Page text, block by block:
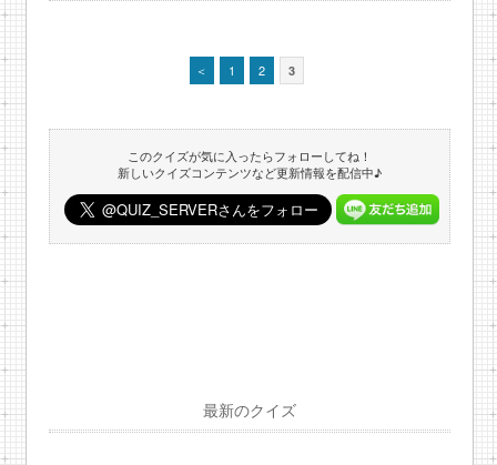
＜ 1 2 3
このクイズが気に入ったらフォローしてね！
新しいクイズコンテンツなど更新情報を配信中♪
最新のクイズ